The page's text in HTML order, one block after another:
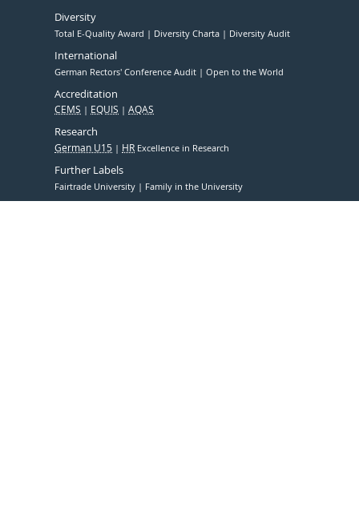
Diversity
Total E-Quality Award Diversity Charta Diversity Audit
International
German Rectors' Conference Audit Open to the World
Accreditation
CEMS EQUIS AQAS
Research
German U15 HR Excellence in Research
Further Labels
Fairtrade University Family in the University